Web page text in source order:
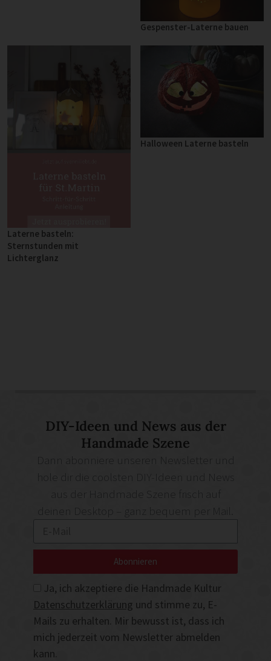
Gespenster-Laterne bauen
Laterne basteln:
Sternstunden mit
Lichterglanz
Halloween Laterne basteln
DIY-Ideen und News aus der
Handmade Szene
deinen Desktop – ganz bequem per Mail.
Ja, ich akzeptiere die Handmade Kultur
Datenschutzerklärung und stimme zu, E-
Mails zu erhalten. Mir bewusst ist, dass ich
mich jederzeit vom Newsletter abmelden
kann.
Abonnieren